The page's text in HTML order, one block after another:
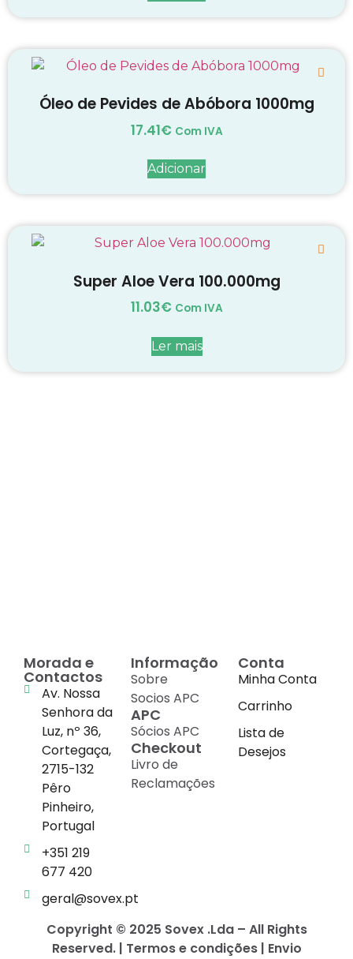
Óleo de Pevides de Abóbora 1000mg
17.41€ Com IVA
Adicionar
Super Aloe Vera 100.000mg
11.03€ Com IVA
Ler mais
Morada e
Contactos
Av. Nossa
Senhora da
Luz, nº 36,
Cortegaça,
2715-132
Pêro
Pinheiro,
Portugal
+351 219
677 420
geral@sovex.pt
Informação
Sobre
Socios APC
APC
Sócios APC
Checkout
Livro de
Reclamações
Conta
Minha Conta
Carrinho
Lista de
Desejos
Copyright © 2025 Sovex .Lda – All Rights
Reserved. | Termos e condições | Envio